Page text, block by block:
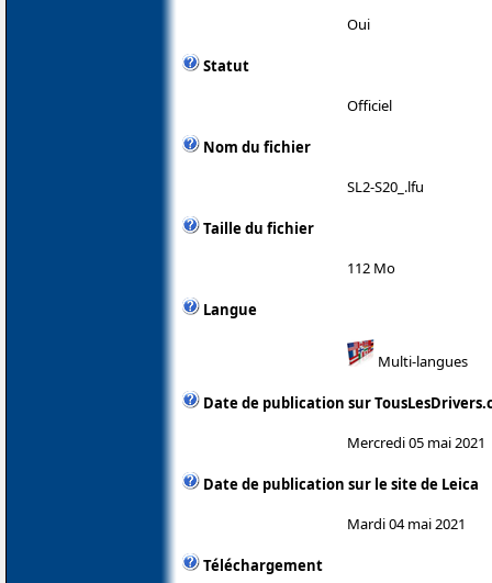
Oui
Statut
Officiel
Nom du fichier
SL2-S20_.lfu
Taille du fichier
112 Mo
Langue
Multi-langues
Date de publication sur
Mercredi 05 mai 2021
Date de publication sur le site de Leica
Mardi 04 mai 2021
Téléchargement